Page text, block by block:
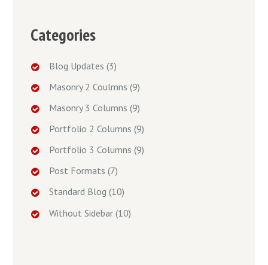
Categories
Blog Updates (3)
Masonry 2 Coulmns (9)
Masonry 3 Columns (9)
Portfolio 2 Columns (9)
Portfolio 3 Columns (9)
Post Formats (7)
Standard Blog (10)
Without Sidebar(10)